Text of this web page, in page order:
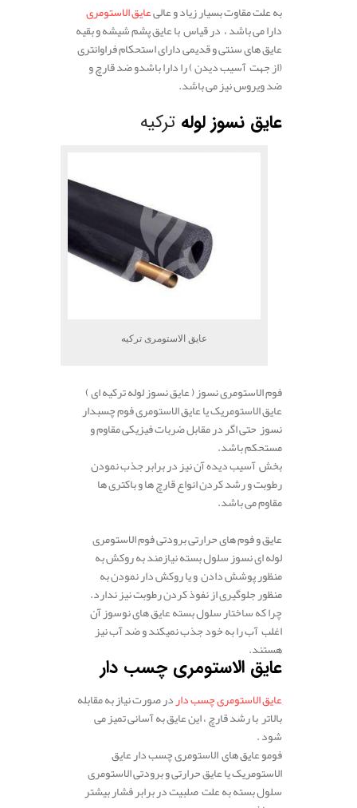
به علت مقاوت بسیار زیاد و عالیعایق الاستومری
دارا می باشد ، در قیاس با عایق پشم شیشه و بقیه
عایق های سنتی و قدیمی دارای استحکام فراوانتری
(از جهت آسیب دیدن ) را دارا باشدو ضد قارچ و
ضد ویروس نیز می باشد.
عایق نسوز لوله ترکیه
عایق الاستومری ترکیه
فوم الاستومری نسوز ( عایق نسوز لوله ترکیه ای )
عایق الاستومریک یا عایق الاستومری فوم چسبدار
نسوز حتی اگر در مقابل ضربات فیزیکی مقاوم و
مستحکم باشد.
بخش آسیب دیده آن نیز در برابر جذب نمودن
رطوبت و رشد کردن انواع قارچ ها و باکتری ها
مقاوم می باشد.
عایق و فوم های حرارتی برودتی فوم الاستومری
لوله ای نسوز سلول بسته نیازمند به روکش به
منظور پوشش دادن و یا روکش دار نمودن به
منظور جلوگیری از نفوذ کردن رطوبت نیز ندارد.
چرا که ساختار سلول بسته عایق های نوسوز آن
اغلب آب را به خود جذب نمیکند و ضد آب نیز
هستند.
عایق الاستومری چسب دار
عایق الاستومری چسب داردر صورت نیاز به مقابله
بالاتر با رشد قارچ ، این عایق به آسانی تمیز می
شود .
فومو عایق های الاستومری چسب دار عایق
الاستومریک یا عایق حرارتی و برودتی الاستومری
سلول بسته به علت صلبیت در برابر فشار بیشتر